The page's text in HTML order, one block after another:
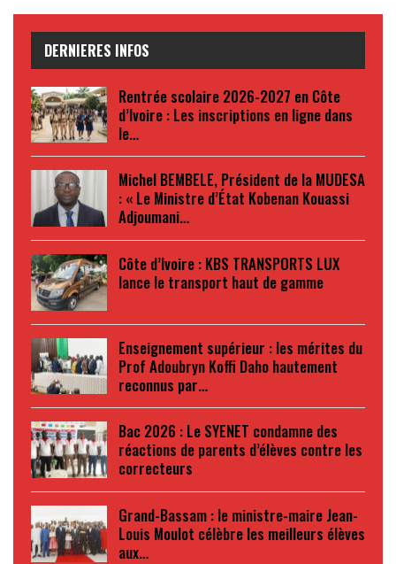
DERNIERES INFOS
Rentrée scolaire 2026-2027 en Côte
d’Ivoire : Les inscriptions en ligne dans
le…
Michel BEMBELE, Président de la MUDESA
: « Le Ministre d’État Kobenan Kouassi
Adjoumani…
Côte d’Ivoire : KBS TRANSPORTS LUX
lance le transport haut de gamme
Enseignement supérieur : les mérites du
Prof Adoubryn Koffi Daho hautement
reconnus par…
Bac 2026 : Le SYENET condamne des
réactions de parents d’élèves contre les
correcteurs
Grand-Bassam : le ministre-maire Jean-
Louis Moulot célèbre les meilleurs élèves
aux…